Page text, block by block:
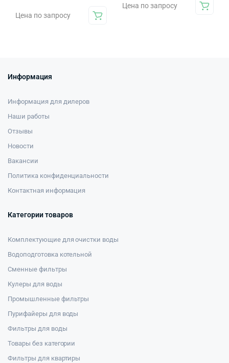
Цена по запросу
Цена по запросу
Информация
Информация для дилеров
Наши работы
Отзывы
Новости
Вакансии
Политика конфиденциальности
Контактная информация
Категории товаров
Комплектующие для очистки воды
Водоподготовка котельной
Сменные фильтры
Кулеры для воды
Промышленные фильтры
Пурифайеры для воды
Фильтры для воды
Товары без категории
Фильтры для квартиры